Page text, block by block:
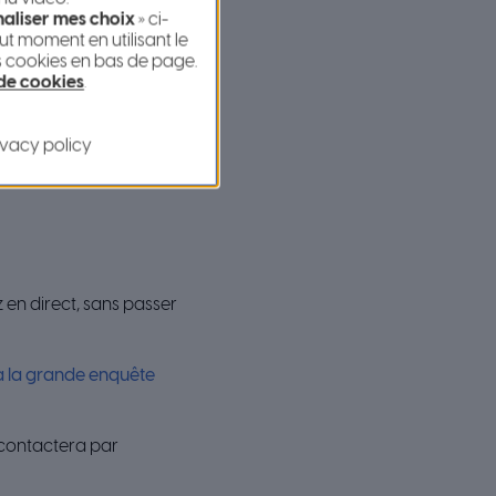
place est partagée
privé (professionnels
et d’offrir la
direct, sans passer
la grande enquête
par
mes choix» ci-
moment en utilisant le
en bas de page.
cookies.
policy